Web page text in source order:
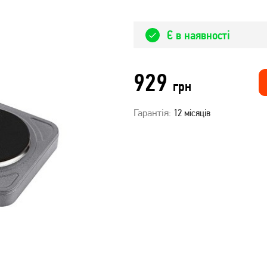
Є в наявності
929 грн
Гарантія: 12 місяців